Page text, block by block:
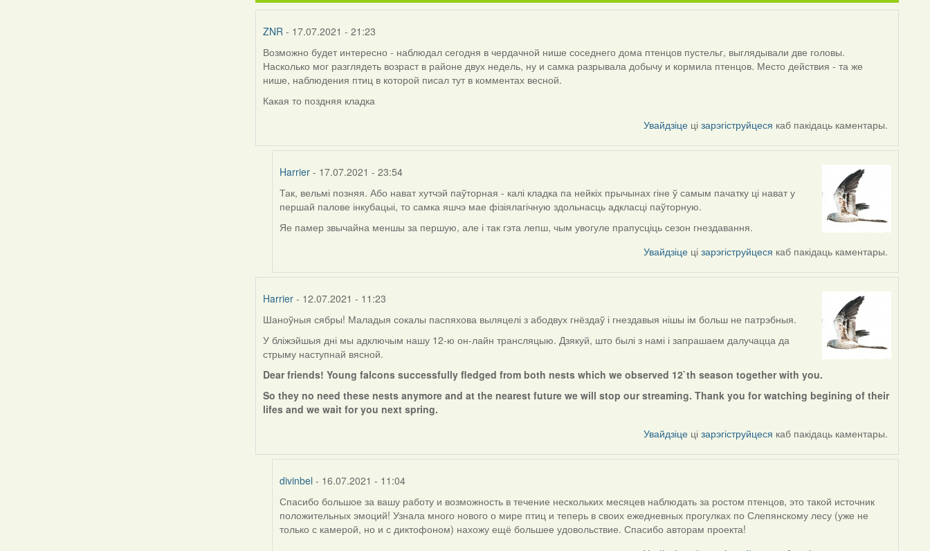
ZNR - 17.07.2021 - 21:23
Возможно будет интересно - наблюдал сегодня в чердачной нише соседнего дома птенцов пустельг, выглядывали две головы.
Насколько мог разглядеть возраст в районе двух недель, ну и самка разрывала добычу и кормила птенцов. Место действия - та же
нише, наблюдения птиц в которой писал тут в комментах весной.
Какая то поздняя кладка
Увайдзіце цізарэгіструйцеся каб пакідаць каментары.
Harrier- 17.07.2021 - 23:54
In
reply
to
Так, вельмі позняя. Або нават хутчэй паўторная - калі кладка па нейкіх прычынах гіне ў самым пачатку ці нават у
першай палове інкубацыі, то самка яшчэ мае фізіялагічную здольнасць адкласці паўторную.
Яе памер звычайна меншы за першую, але і так гэта лепш, чым увогуле прапусціць сезон гнездавання.
Увайдзіце цізарэгіструйцеся каб пакідаць каментары.
Harrier - 12.07.2021 - 11:23
Шаноўныя сябры! Маладыя сокалы паспяхова выляцелі з абодвух гнёздаў і гнездавыя нішы ім больш не патрэбныя.
У бліжэйшыя дні мы адключым нашу 12-ю он-лайн трансляцыю. Дзякуй, што былі з намі і запрашаем далучацца да
стрыму наступнай вясной.
Dear friends! Young falcons successfully fledged from both nests which we observed 12`th season together with you.
So they no need these nests anymore and at the nearest future we will stop our streaming. Thank you for watching begining of their
lifes and we wait for you next spring.
Увайдзіце цізарэгіструйцеся каб пакідаць каментары.
divinbel - 16.07.2021 - 11:04
In
reply
to
Спасибо большое за вашу работу и возможность в течение нескольких месяцев наблюдать за ростом птенцов, это такой источник
положительных эмоций! Узнала много нового о мире птиц и теперь в своих ежедневных прогулках по Слепянскому лесу (уже не
только с камерой, но и с диктофоном) нахожу ещё большее удовольствие. Спасибо авторам проекта!